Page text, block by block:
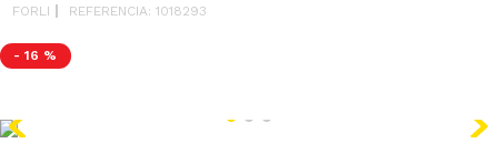
FORLI REFERENCIA:1018293
- 16 %